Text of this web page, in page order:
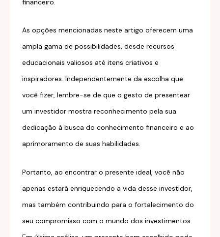
financeiro.
As opções mencionadas neste artigo oferecem uma
ampla gama de possibilidades, desde recursos
educacionais valiosos até itens criativos e
inspiradores. Independentemente da escolha que
você fizer, lembre-se de que o gesto de presentear
um investidor mostra reconhecimento pela sua
dedicação à busca do conhecimento financeiro e ao
aprimoramento de suas habilidades.
Portanto, ao encontrar o presente ideal, você não
apenas estará enriquecendo a vida desse investidor,
mas também contribuindo para o fortalecimento do
seu compromisso com o mundo dos investimentos.